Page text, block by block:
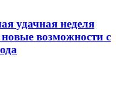
удачная неделя
возможности с